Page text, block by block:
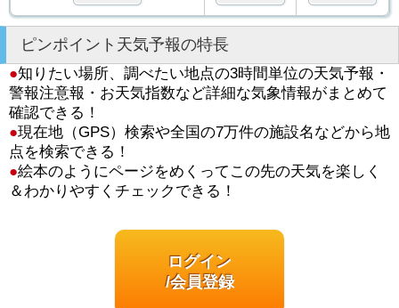
ピンポイント天気予報の特長
●知りたい場所、調べたい地点の3時間単位の天気予報・
警報注意報・お天気指数など詳細な気象情報がまとめて
確認できる！
●現在地（GPS）検索や全国の7万件の施設名などから地
点を検索できる！
●絵本のようにページをめくってこの先の天気を楽しく
＆わかりやすくチェックできる！
ログイン
/会員登録